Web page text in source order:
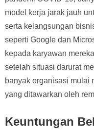
model kerja jarak jauh
serta kelangsungan
seperti Google dan
kepada karyawan
setelah situasi darurat
banyak organisasi mulai
yang ditawarkan oleh
Keuntungan